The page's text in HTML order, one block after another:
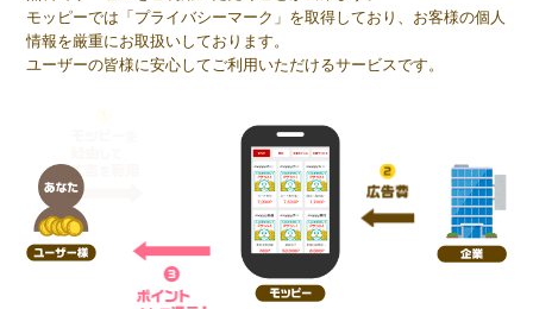
モッピーでは「プライバシーマーク」を取得しており、お客様の個人
情報を厳重にお取扱いしております。
ユーザーの皆様に安心してご利用いただけるサービスです。